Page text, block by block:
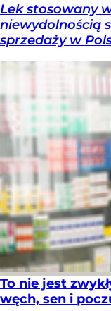
Lek stosowany
niewydolnością
sprzedaży w
To nie jest
węch, sen i